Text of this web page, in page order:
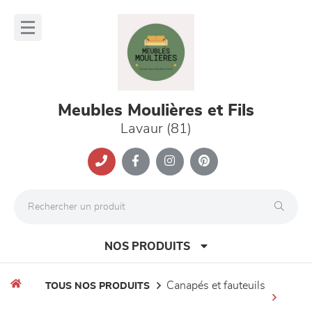
Meubles Moulières et Fils
Lavaur (81)
NOS PRODUITS
TOUS NOS PRODUITS canapés et fauteuils